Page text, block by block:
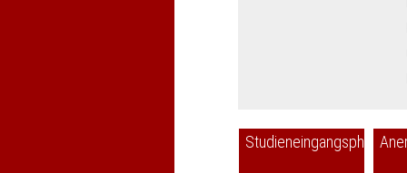
Studieneingangsphase